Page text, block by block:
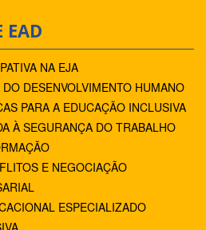
EAD
NA EJA
DESENVOLVIMENTO HUMANO
PARA A EDUCAÇÃO INCLUSIVA
À SEGURANÇA DO TRABALHO
E NEGOCIAÇÃO
ESPECIALIZADO